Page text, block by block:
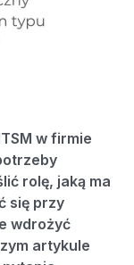
w firmie
rolę, jaką ma
się przy
wdrożyć
artykule